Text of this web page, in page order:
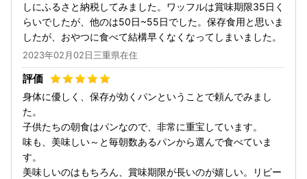
しにふるさと納税してみました。ワッフルは賞味期限35日く
らいでしたが、他のは50日~55日でした。保存食用と思いま
したが、おやつに食べて結構早くなくなってしまいました。
2023年02月02日三重県在住
身体に優しく、保存が効くパンということで頼んでみまし
た。
子供たちの朝食はパンなので、非常に重宝しています。
味も、美味しい～と毎朝数あるパンから選んで食べていま
す。
美味しいのはもちろん、賞味期限が長いのが嬉しい。リピー